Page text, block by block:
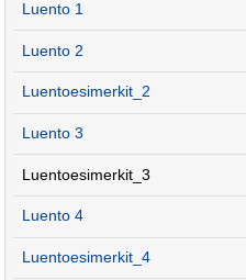
Luento 1
Luento 2
Luentoesimerkit_2
Luento 3
Luentoesimerkit_3
Luento 4
Luentoesimerkit_4